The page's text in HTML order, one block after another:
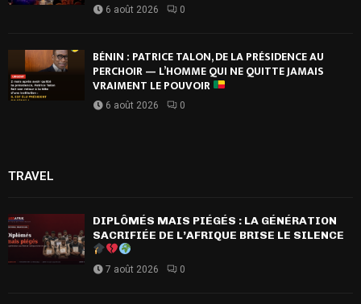
6 août 2026 0
BÉNIN : PATRICE TALON, DE LA PRÉSIDENCE AU
PERCHOIR — L’HOMME QUI NE QUITTE JAMAIS
VRAIMENT LE POUVOIR
6 août 2026 0
TRAVEL
DIPLÔMÉS MAIS PIÉGÉS : LA GÉNÉRATION
SACRIFIÉE DE L’AFRIQUE BRISE LE SILENCE
7 août 2026 0